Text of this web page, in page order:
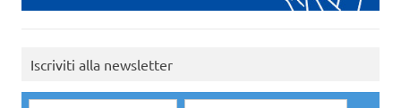
Iscriviti alla newsletter